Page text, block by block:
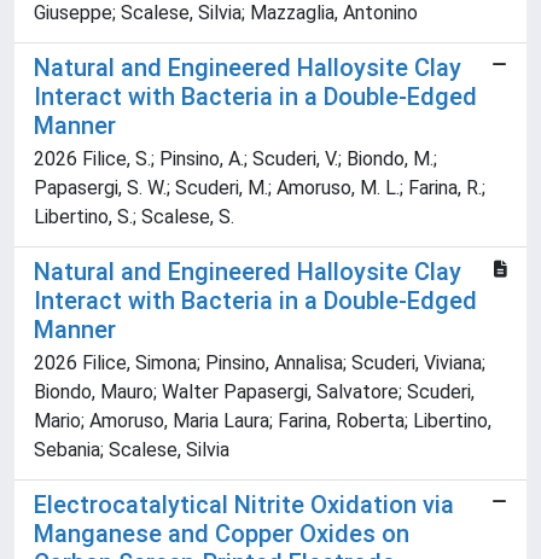
Giuseppe; Scalese, Silvia; Mazzaglia, Antonino
Natural and Engineered Halloysite Clay
Interact with Bacteria in a Double-Edged
Manner
2026 Filice, S.; Pinsino, A.; Scuderi, V.; Biondo, M.;
Papasergi, S. W.; Scuderi, M.; Amoruso, M. L.; Farina, R.;
Libertino, S.; Scalese, S.
Natural and Engineered Halloysite Clay
Interact with Bacteria in a Double-Edged
Manner
2026 Filice, Simona; Pinsino, Annalisa; Scuderi, Viviana;
Biondo, Mauro; Walter Papasergi, Salvatore; Scuderi,
Mario; Amoruso, Maria Laura; Farina, Roberta; Libertino,
Sebania; Scalese, Silvia
Electrocatalytical Nitrite Oxidation via
Manganese and Copper Oxides on